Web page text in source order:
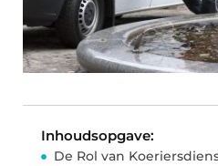
Inhoudsopgave:
De Rol van